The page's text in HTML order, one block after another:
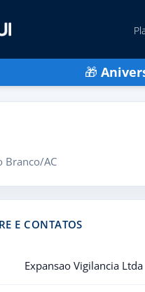
🎁
Branco/AC
E CONTATOS
Expansao Vigilancia Ltda